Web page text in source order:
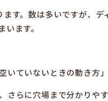
す。数は多いですが、
ます。
ていないときの動き方」
らに穴場まで分かりやす